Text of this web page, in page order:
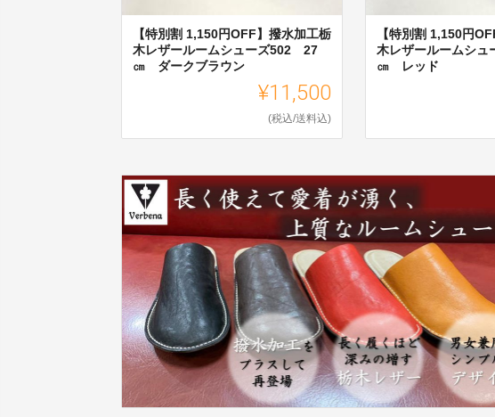
【特別割 1,150円OFF】撥水加工栃
木レザールームシューズ502 27
㎝ ダークブラウン
¥11,500
(税込/送料込)
【特別割 1,150円
木レザールームシ
㎝ レッド